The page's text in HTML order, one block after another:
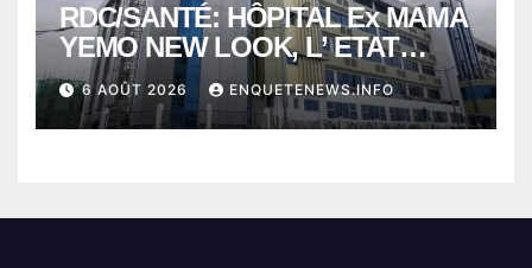
RDC/SANTÉ: HÔPITAL Ex MAMA
YEMO NEW LOOK, L’ ETAT
PERD LE CONTROLE
6 AOÛT 2026 ENQUETENEWS.INFO